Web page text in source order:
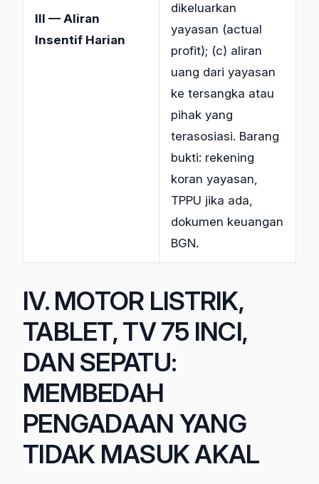
III — Aliran
Insentif Harian
dikeluarkan
yayasan (actual
profit); (c) aliran
uang dari yayasan
ke tersangka atau
pihak yang
terasosiasi. Barang
bukti: rekening
koran yayasan,
TPPU jika ada,
dokumen keuangan
BGN.
IV. MOTOR LISTRIK,
TABLET, TV 75 INCI,
DAN SEPATU:
MEMBEDAH
PENGADAAN YANG
TIDAK MASUK AKAL